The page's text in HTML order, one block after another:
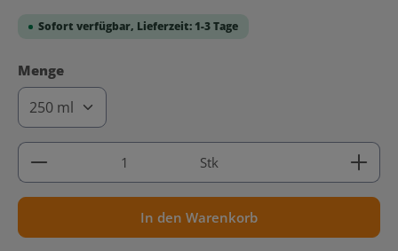
Sofort verfügbar, Lieferzeit: 1-3 Tage
Mengeauswählen
Produkt Anzahl: Gib den gewünschten Wert ein
Stk
In den Warenkorb